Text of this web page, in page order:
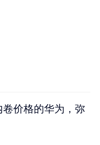
价格的华为，弥